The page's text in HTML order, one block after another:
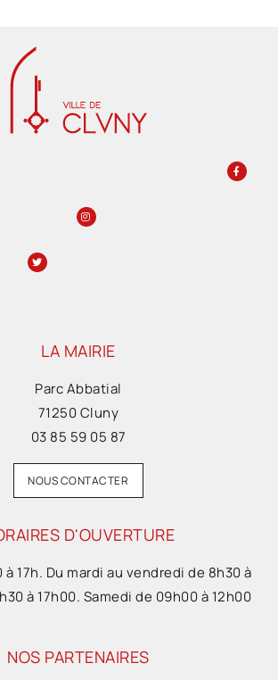
LA MAIRIE
Parc Abbatial
71250 Cluny
03 85 59 05 87
NOUS CONTACTER
D'OUVERTURE
à 17h. Du mardi au vendredi de 8h30 à
à 17h00. Samedi de 09h00 à 12h00
NOS PARTENAIRES